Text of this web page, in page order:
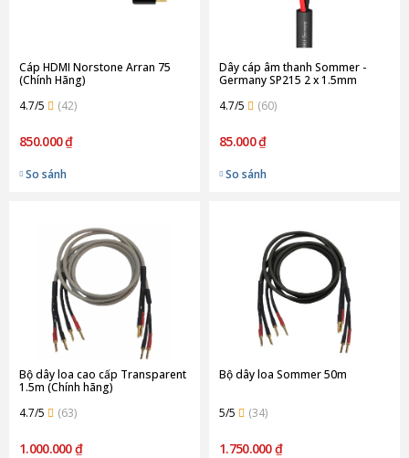
Cáp HDMI Norstone Arran 75
(Chính Hãng)
4.7/5
(42)
850.000 ₫
So sánh
Dây cáp âm thanh Sommer -
Germany SP215 2 x 1.5mm
4.7/5
(60)
85.000 ₫
So sánh
Bộ dây loa cao cấp Transparent
1.5m (Chính hãng)
4.7/5
(63)
1.000.000 ₫
Bộ dây loa Sommer 50m
5/5 (34)
1.750.000 ₫